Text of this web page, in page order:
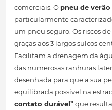
comerciais. O pneu de verão
particularmente
um pneu seguro. Os riscos
graças aos 3 largos sulcos
Facilitam a drenagem da
das numerosas ranhuras
desenhada para que a sua
equilibrada possível na
contato durável”que